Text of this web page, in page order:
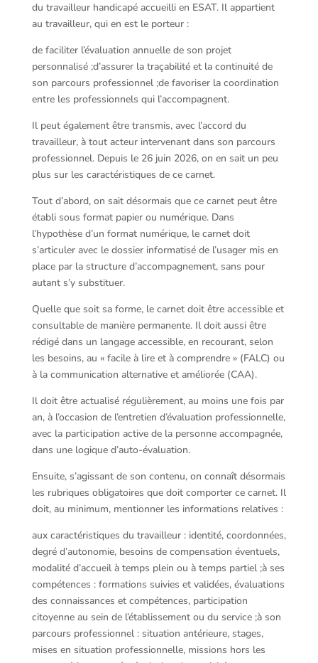
du travailleur handicapé accueilli en ESAT. Il appartient
au travailleur, qui en est le porteur :
de faciliter l’évaluation annuelle de son projet
personnalisé ;d’assurer la traçabilité et la continuité de
son parcours professionnel ;de favoriser la coordination
entre les professionnels qui l’accompagnent.
Il peut également être transmis, avec l’accord du
travailleur, à tout acteur intervenant dans son parcours
professionnel. Depuis le 26 juin 2026, on en sait un peu
plus sur les caractéristiques de ce carnet.
Tout d’abord, on sait désormais que ce carnet peut être
établi sous format papier ou numérique. Dans
l’hypothèse d’un format numérique, le carnet doit
s’articuler avec le dossier informatisé de l’usager mis en
place par la structure d’accompagnement, sans pour
autant s’y substituer.
Quelle que soit sa forme, le carnet doit être accessible et
consultable de manière permanente. Il doit aussi être
rédigé dans un langage accessible, en recourant, selon
les besoins, au « facile à lire et à comprendre » (FALC) ou
à la communication alternative et améliorée (CAA).
Il doit être actualisé régulièrement, au moins une fois par
an, à l’occasion de l’entretien d’évaluation professionnelle,
avec la participation active de la personne accompagnée,
dans une logique d’auto-évaluation.
Ensuite, s’agissant de son contenu, on connaît désormais
les rubriques obligatoires que doit comporter ce carnet. Il
doit, au minimum, mentionner les informations relatives :
aux caractéristiques du travailleur : identité, coordonnées,
degré d’autonomie, besoins de compensation éventuels,
modalité d’accueil à temps plein ou à temps partiel ;à ses
compétences : formations suivies et validées, évaluations
des connaissances et compétences, participation
citoyenne au sein de l’établissement ou du service ;à son
parcours professionnel : situation antérieure, stages,
mises en situation professionnelle, missions hors les